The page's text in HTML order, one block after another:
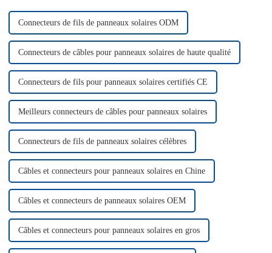
Connecteurs de fils de panneaux solaires ODM
Connecteurs de câbles pour panneaux solaires de haute qualité
Connecteurs de fils pour panneaux solaires certifiés CE
Meilleurs connecteurs de câbles pour panneaux solaires
Connecteurs de fils de panneaux solaires célèbres
Câbles et connecteurs pour panneaux solaires en Chine
Câbles et connecteurs de panneaux solaires OEM
Câbles et connecteurs pour panneaux solaires en gros